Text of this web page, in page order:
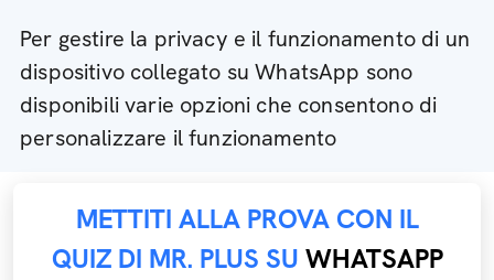
Per gestire la privacy e il funzionamento di un
dispositivo collegato su WhatsApp sono
disponibili varie opzioni che consentono di
personalizzare il funzionamento
METTITI ALLA PROVA CON IL
QUIZ DI MR. PLUS SU WHATSAPP